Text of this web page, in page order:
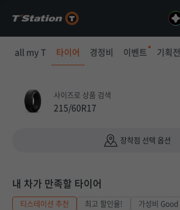
all my T 타이어 경정비 이벤트 기획전
사이즈로 상품 검색
215/60R17
장착점 선택 옵션
내 차가 만족할 타이어
티스테이션 추천 최고 할인율! 가성비 Good